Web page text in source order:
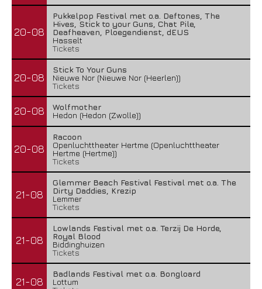
20-08
Pukkelpop Festival met o.a. Deftones, The
Hives, Stick to your Guns, Chat Pile,
Deafheaven, Ploegendienst, dEUS
Hasselt
Tickets
20-08
Stick To Your Guns
Nieuwe Nor (Nieuwe Nor (Heerlen))
Tickets
20-08
Wolfmother
Hedon (Hedon (Zwolle))
20-08
Racoon
Openluchttheater Hertme (Openluchttheater
Hertme (Hertme))
Tickets
21-08
Glemmer Beach Festival Festival met o.a. The
Dirty Daddies, Krezip
Lemmer
Tickets
21-08
Lowlands Festival met o.a. Terzij De Horde,
Royal Blood
Biddinghuizen
Tickets
21-08
Badlands Festival met o.a. Bongloard
Lottum